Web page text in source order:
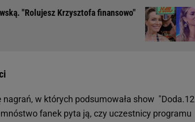
"Rolujesz Krzysztofa finansowo"
w których podsumowała show "Doda.12
fanek pyta ją, czy uczestnicy programu